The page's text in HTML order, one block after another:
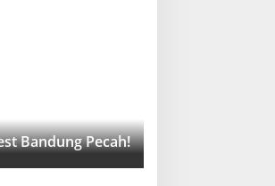
Bandung Pecah!